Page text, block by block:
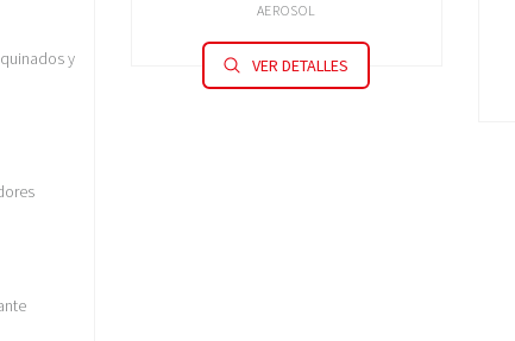
y
AEROSOL
VER DETALLES